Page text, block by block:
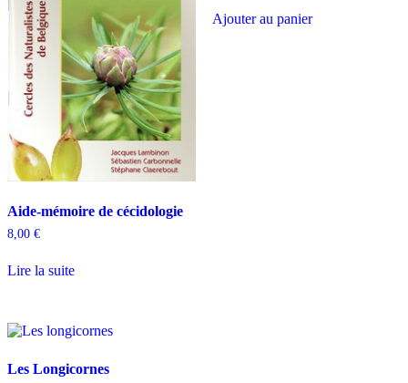
Aide-mémoire de cécidologie
8,00 €
Lire la suite
Ajouter au panier
Les Longicornes